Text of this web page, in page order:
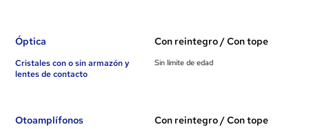
Óptica
Cristales con o sin armazón y
lentes de contacto
Con reintegro / Con tope
Sin límite de edad
Otoamplífonos Con reintegro / Con tope